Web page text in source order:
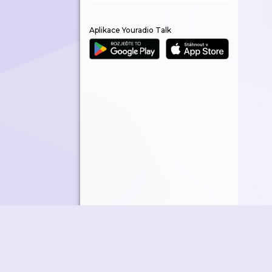
Aplikace Youradio Talk